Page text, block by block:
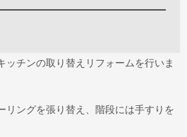
ッチンの取り替えリフォームを行いま
リングを張り替え、階段には手すりを